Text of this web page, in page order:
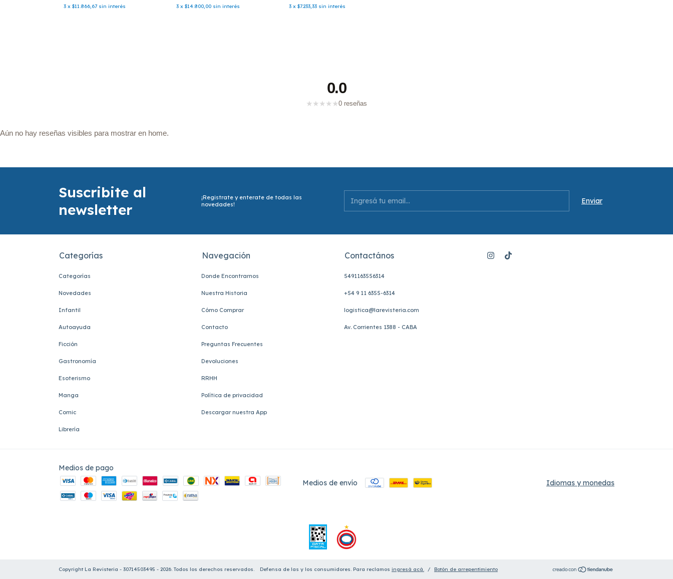
3 x $11.866,67 sin interés 3 x $14.800,00 sin interés 3 x $7.233,33 sin interés
0.0
★ ★ ★ ★ ★0 reseñas
Aún no hay reseñas visibles para mostrar en home.
Suscribite al
newsletter
¡Registrate y enterate de todas las
novedades!
Categorías
Categorías
Novedades
Infantil
Autoayuda
Ficción
Gastronomía
Esoterismo
Manga
Comic
Librería
Navegación
Donde Encontrarnos
Nuestra Historia
Cómo Comprar
Contacto
Preguntas Frecuentes
Devoluciones
RRHH
Política de privacidad
Descargar nuestra App
Contactános
5491163556314
+54 9 11 6355-6314
logistica@larevisteria.com
Av. Corrientes 1388 - CABA
Medios de pago
Medios de envío
Idiomas y monedas
Copyright La Revisteria - 30714503495 - 2026. Todos los derechos reservados. Defensa de las y los consumidores. Para reclamos ingresá acá. / Botón de arrepentimiento